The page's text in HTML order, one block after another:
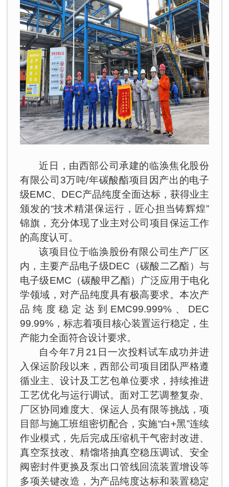
近日，由西部公司承建的临涣焦化股份
有限公司3万吨/年碳酸酯项目因产出的电子
级EMC、DEC产品纯度全面达标，获得业主
颁发的“技术精湛保运行，匠心担当铸辉煌”
锦旗，充分体现了业主对公司项目保运工作
的高度认可。
该项目位于临涣股份有限公司生产厂区
内，主要产品电子级DEC（碳酸二乙酯）与
电子级EMC（碳酸甲乙酯）广泛应用于电化
学领域，对产品纯度具有极高要求。本次产
品纯度稳定达到EMC99.999%、DEC
99.99%，标志着项目核心装置运行稳定，生
产能力全面符合设计要求。
自今年7月21日一次投料试车成功并进
入保运阶段以来，西部公司项目团队严格遵
循业主、设计及工艺包单位要求，持续推进
工艺优化与运行调试。面对工艺调整复杂、
厂区协同难度大、保运人员有限等挑战，项
目部与施工班组密切配合，实施“白+黑”连续
作业模式，先后完成压缩机干气密封改进、
真空泵技改、精馏塔抽真空稳压调试、安全
阀密封件更换及泵出口管线回流装置增设等
多项关键改造，为产品纯度达标和装置稳定